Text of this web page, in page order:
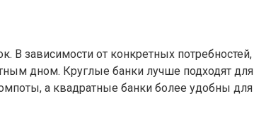
В зависимости от конкретных потребностей,
дном. Круглые банки лучше подходят для
а квадратные банки более удобны для